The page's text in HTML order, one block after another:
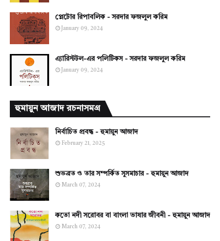
প্লেটোর রিপাবলিক - সরদার ফজলুল করিম
January 09, 2024
এ্যারিস্টটল-এর পলিটিকস - সরদার ফজলুল করিম
January 09, 2024
হুমায়ুন আজাদ রচনাসমগ্র
নির্বাচিত প্রবন্ধ - হুমায়ুন আজাদ
February 21, 2025
শুভব্রত ও তার সম্পর্কিত সুসমাচার - হুমায়ুন আজাদ
March 07, 2024
কতো নদী সরোবর বা বাংলা ভাষার জীবনী - হুমায়ুন আজাদ
March 07, 2024